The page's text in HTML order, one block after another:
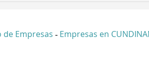
Empresas - Empresas en